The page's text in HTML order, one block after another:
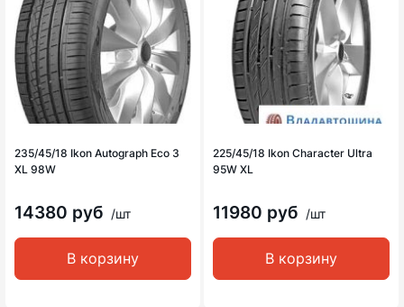
235/45/18 Ikon Autograph Eco 3
XL 98W
14380 руб /шт
В корзину
225/45/18 Ikon Character Ultra
95W XL
11980 руб /шт
В корзину